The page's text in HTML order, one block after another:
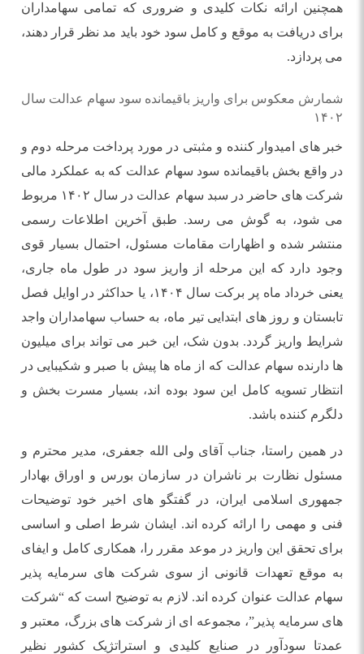
همچنین ارائه نکات کلیدی و ضروری که تمامی سهامداران
برای دریافت به موقع و کامل سود خود باید مد نظر قرار دهند،
می پردازد.
شمارش معکوس برای واریز باقیمانده سود سهام عدالت سال
۱۴۰۲
خبر های امیدوار کننده و مثبتی در مورد پرداخت مرحله دوم و
در واقع بخش باقیمانده سود سهام عدالت که به عملکرد مالی
شرکت های حاضر در سبد سهام عدالت در سال ۱۴۰۲ مربوط
می شود، به گوش می رسد. طبق آخرین اطلاعات رسمی
منتشر شده و اظهارات مقامات مسئول، احتمال بسیار قوی
وجود دارد که این مرحله از واریز سود در طول ماه جاری،
یعنی خرداد ماه پر برکت سال ۱۴۰۴، یا حداکثر در اوایل فصل
تابستان و روز های ابتدایی تیر ماه، به حساب سهامداران واجد
شرایط واریز گردد. بدون شک، این خبر می تواند برای میلیون
ها دارنده سهام عدالت که از ماه ها پیش با صبر و شکیبایی در
انتظار تسویه کامل این سود بوده اند، بسیار مسرت بخش و
دلگرم کننده باشد.
در همین راستا، جناب آقای ولی الله جعفری، مدیر محترم و
مسئول نظارت بر ناشران در سازمان بورس و اوراق بهادار
جمهوری اسلامی ایران، در گفتگو های اخیر خود توضیحات
فنی و مهمی را ارائه کرده اند. ایشان شرط اصلی و اساسی
برای تحقق این واریز در موعد مقرر را، همکاری کامل و ایفای
به موقع تعهدات قانونی از سوی شرکت های سرمایه پذیر
سهام عدالت عنوان کرده اند. لازم به توضیح است که “شرکت
های سرمایه پذیر”، مجموعه ای از شرکت های بزرگ، معتبر و
عمدتا سودآور در صنایع کلیدی و استراتژیک کشور نظیر